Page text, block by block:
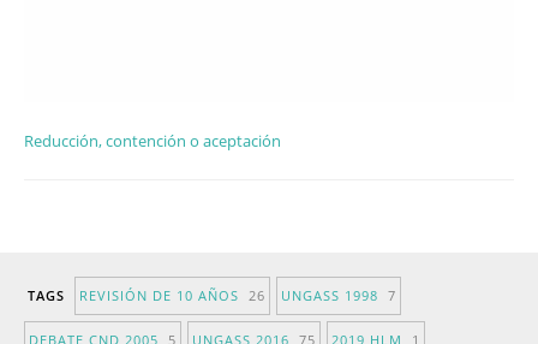
Reducción, contención o aceptación
TAGS REVISIÓN DE 10 AÑOS 26 UNGASS 1998 7
DEBATE CND 2005 5 UNGASS 2016 75 2019 HLM 1